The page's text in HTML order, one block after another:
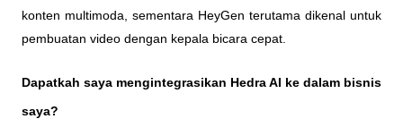
konten multimoda, sementara HeyGen terutama dikenal untuk
pembuatan video dengan kepala bicara cepat.
Dapatkah saya mengintegrasikan Hedra AI ke dalam bisnis
saya?